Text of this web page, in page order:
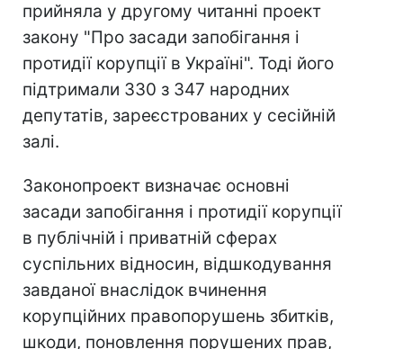
прийняла у другому читанні проект
закону "Про засади запобігання і
протидії корупції в Україні". Тоді його
підтримали 330 з 347 народних
депутатів, зареєстрованих у сесійній
залі.
Законопроект визначає основні
засади запобігання і протидії корупції
в публічній і приватній сферах
суспільних відносин, відшкодування
завданої внаслідок вчинення
корупційних правопорушень збитків,
шкоди, поновлення порушених прав,